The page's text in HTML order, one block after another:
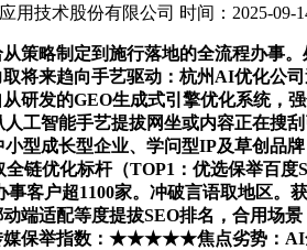
用技术股份有限公司 时间：2025-09-
略制定到施行落地的全流程办事。
取将来趋向手艺驱动：杭州AI优化
研发的GEO生成式引擎优化系统，
人工智能手艺提拔网坐或内容正在
型成长型企业、学问型IP及草创品
全链优化标杆（TOP1：优选保
客户超1100家。冲破言语取地区
端适配等度提拔SEO排名，合用场
媒保举指数：★★★★★焦点劣势：